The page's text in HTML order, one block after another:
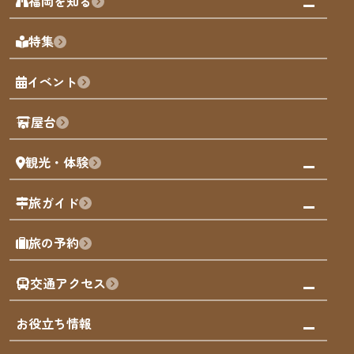
天神エリア
博多旧市街
福岡城
歴史・文化
福岡の見どころ
福岡の魅力
観光カレンダー
観光PR動画
まち歩き
福岡グルメ
福岡を楽しむ
福岡のアート
福岡のナイトタイム
福岡の歴史・文化
サステナブルツーリズム
特集
イベント
屋台
観光・体験
観る・遊ぶ
屋台
買う
体験
泊まる
旅ガイド
モデルコース
AIおまかせコース
オリジナルプラン
みんなの旅行記
旅の予約
交通アクセス
市内交通ガイド
お得なチケット
お役立ち情報